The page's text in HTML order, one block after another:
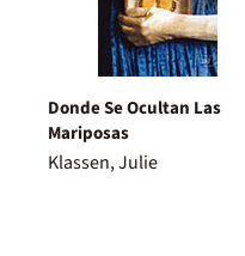
Donde Se Ocultan Las
Mariposas
Klassen, Julie